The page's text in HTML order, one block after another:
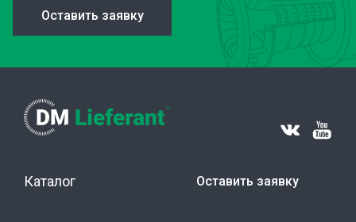
Оставить заявку
Каталог Оставить заявку